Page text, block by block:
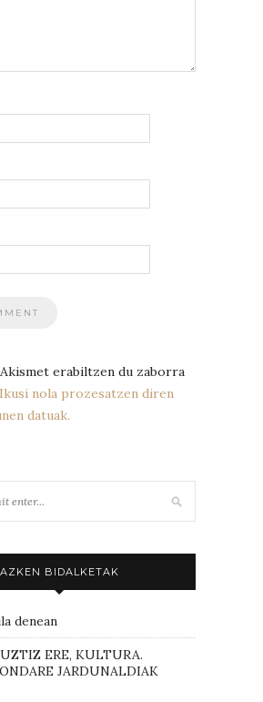
erabiltzen du zaborra
Ikusi nola prozesatzen diren
datuak.
AZKEN BIDALKETAK
denean
ERE, KULTURA.
JARDUNALDIAK